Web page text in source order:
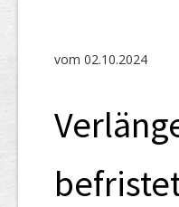
vom 02.10.2024